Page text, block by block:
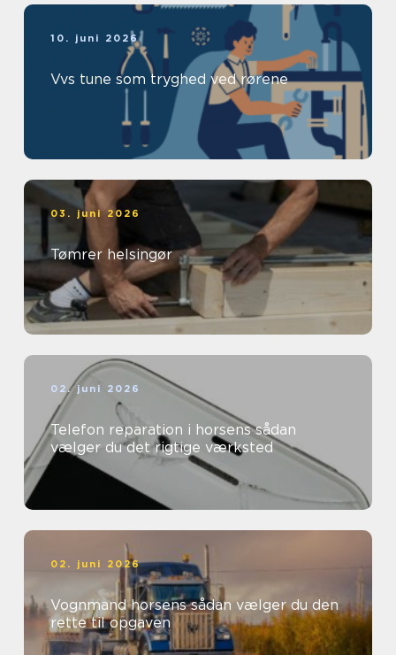
10. juni 2026
Vvs tune som tryghed ved rørene
03. juni 2026
Tømrer helsingør
02. juni 2026
Telefon reparation i horsens sådan
vælger du det rigtige værksted
02. juni 2026
Vognmand horsens sådan vælger du den
rette til opgaven